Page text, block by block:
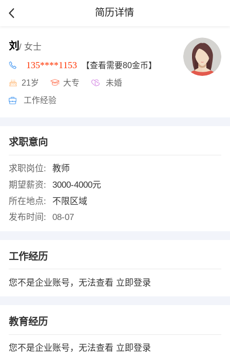
简历详情
刘 / 女士
135****1153 【查看需要80金币】
21岁 大专 未婚
工作经验
求职意向
求职岗位:
教师
期望薪资:
3000-4000元
所在地点:
不限区域
发布时间:
08-07
工作经历
您不是企业账号，无法查看 立即登录
教育经历
您不是企业账号，无法查看 立即登录